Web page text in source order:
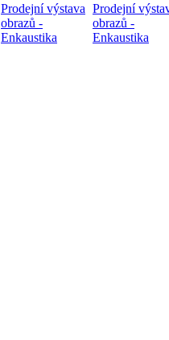
Prodejní výstava
obrazů -
Enkaustika
Prodejní
obrazů -
Enkaustika